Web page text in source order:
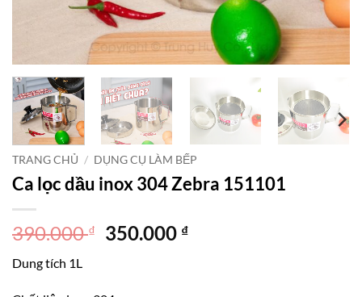
TRANG CHỦ / DỤNG CỤ LÀM BẾP
Ca lọc dầu inox 304 Zebra 151101
390.000₫
Giá
390.000 ₫.
350.000 ₫Giá
Dung tích 1L